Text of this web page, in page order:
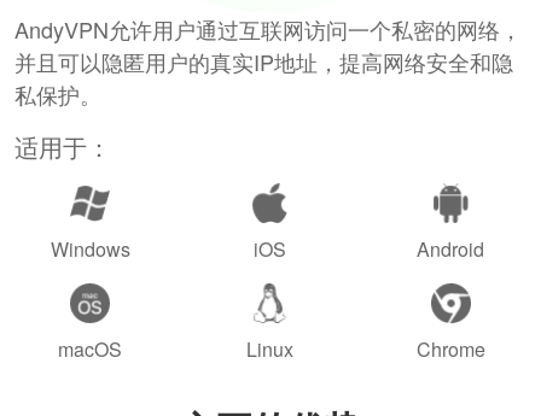
AndyVPN允许用户通过互联网访问一个私密的网络，
并且可以隐匿用户的真实IP地址，提高网络安全和隐
私保护。
适用于：
Windows iOS Android
macOS Linux Chrome